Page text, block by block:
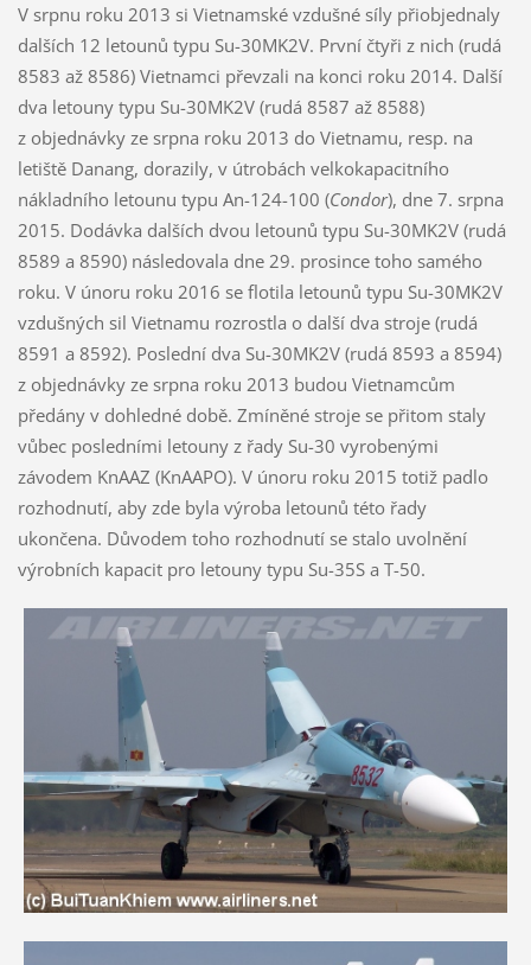
V srpnu roku 2013 si Vietnamské vzdušné síly přiobjednaly
dalších 12 letounů typu Su-30MK2V. První čtyři z nich (rudá
8583 až 8586) Vietnamci převzali na konci roku 2014. Další
dva letouny typu Su-30MK2V (rudá 8587 až 8588)
z objednávky ze srpna roku 2013 do Vietnamu, resp. na
letiště Danang, dorazily, v útrobách velkokapacitního
nákladního letounu typu An-124-100 (Condor), dne 7. srpna
2015. Dodávka dalších dvou letounů typu Su-30MK2V (rudá
8589 a 8590) následovala dne 29. prosince toho samého
roku. V únoru roku 2016 se flotila letounů typu Su-30MK2V
vzdušných sil Vietnamu rozrostla o další dva stroje (rudá
8591 a 8592). Poslední dva Su-30MK2V (rudá 8593 a 8594)
z objednávky ze srpna roku 2013 budou Vietnamcům
předány v dohledné době. Zmíněné stroje se přitom staly
vůbec posledními letouny z řady Su-30 vyrobenými
závodem KnAAZ (KnAAPO). V únoru roku 2015 totiž padlo
rozhodnutí, aby zde byla výroba letounů této řady
ukončena. Důvodem toho rozhodnutí se stalo uvolnění
výrobních kapacit pro letouny typu Su-35S a T-50.